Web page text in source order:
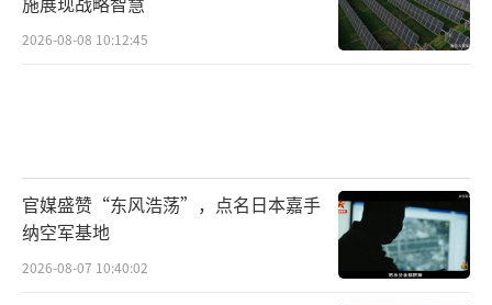
2026-08-08 10:12:45
官媒盛赞“东风浩荡”，点名日本嘉手
纳空军基地
2026-08-07 10:40:02